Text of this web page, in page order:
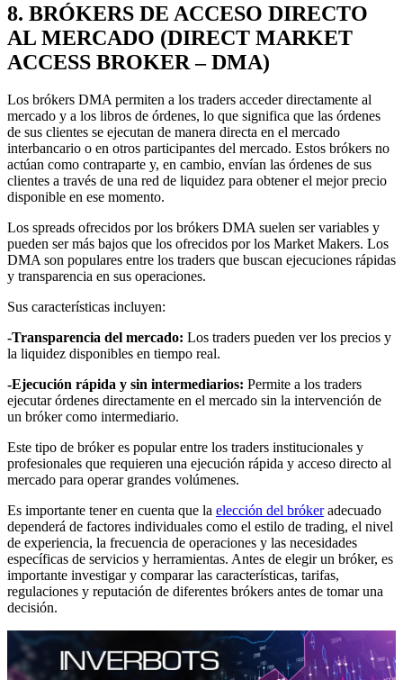
8. BRÓKERS DE ACCESO DIRECTO
AL MERCADO (DIRECT MARKET
ACCESS BROKER – DMA)
Los brókers DMA permiten a los traders acceder directamente al
mercado y a los libros de órdenes, lo que significa que las órdenes
de sus clientes se ejecutan de manera directa en el mercado
interbancario o en otros participantes del mercado. Estos brókers no
actúan como contraparte y, en cambio, envían las órdenes de sus
clientes a través de una red de liquidez para obtener el mejor precio
disponible en ese momento.
Los spreads ofrecidos por los brókers DMA suelen ser variables y
pueden ser más bajos que los ofrecidos por los Market Makers. Los
DMA son populares entre los traders que buscan ejecuciones rápidas
y transparencia en sus operaciones.
Sus características incluyen:
-Transparencia del mercado: Los traders pueden ver los precios y
la liquidez disponibles en tiempo real.
-Ejecución rápida y sin intermediarios: Permite a los traders
ejecutar órdenes directamente en el mercado sin la intervención de
un bróker como intermediario.
Este tipo de bróker es popular entre los traders institucionales y
profesionales que requieren una ejecución rápida y acceso directo al
mercado para operar grandes volúmenes.
Es importante tener en cuenta que la elección del brókeradecuado
dependerá de factores individuales como el estilo de trading, el nivel
de experiencia, la frecuencia de operaciones y las necesidades
específicas de servicios y herramientas. Antes de elegir un bróker, es
importante investigar y comparar las características, tarifas,
regulaciones y reputación de diferentes brókers antes de tomar una
decisión.